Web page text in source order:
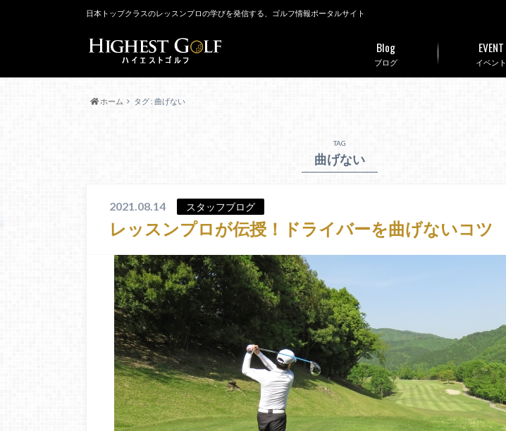
日本トップクラスのレッスンプロの学びを発信する、ゴルフ情報ポータルサイト
ブログ
Blog
イベント
EVENT
ホーム タグ : 曲げない
TAG
曲げない
2021.08.14 スタッフブログ
レッスンプロが伝授！ドライバーを曲げないコツ